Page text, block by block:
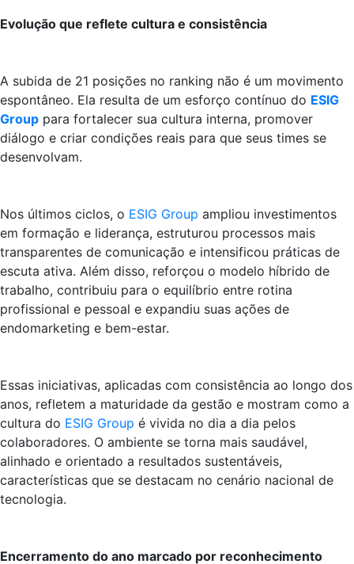
Evolução que reflete cultura e consistência
A subida de 21 posições no ranking não é um movimento
espontâneo. Ela resulta de um esforço contínuo do ESIG
Group para fortalecer sua cultura interna, promover
diálogo e criar condições reais para que seus times se
desenvolvam.
Nos últimos ciclos, o ESIG Group ampliou investimentos
em formação e liderança, estruturou processos mais
transparentes de comunicação e intensificou práticas de
escuta ativa. Além disso, reforçou o modelo híbrido de
trabalho, contribuiu para o equilíbrio entre rotina
profissional e pessoal e expandiu suas ações de
endomarketing e bem-estar.
Essas iniciativas, aplicadas com consistência ao longo dos
anos, refletem a maturidade da gestão e mostram como a
cultura do ESIG Group é vivida no dia a dia pelos
colaboradores. O ambiente se torna mais saudável,
alinhado e orientado a resultados sustentáveis,
características que se destacam no cenário nacional de
tecnologia.
Encerramento do ano marcado por reconhecimento